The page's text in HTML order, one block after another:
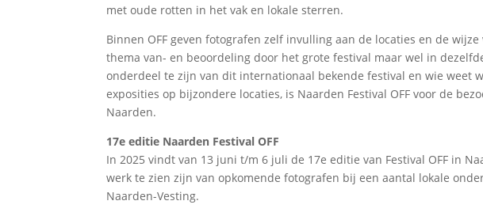
met oude rotten in het vak en lokale sterren.
Binnen OFF geven fotografen zelf invulling aan de locaties en de
thema van- en beoordeling door het grote festival maar wel in
onderdeel te zijn van dit internationaal bekende festival en wie weet
exposities op bijzondere locaties, is Naarden Festival OFF voor de
Naarden.
17e editie Naarden Festival OFF
In 2025 vindt van 13 juni t/m 6 juli de 17e editie van Festival OFF in
werk te zien zijn van opkomende fotografen bij een aantal lokale
Naarden-Vesting.